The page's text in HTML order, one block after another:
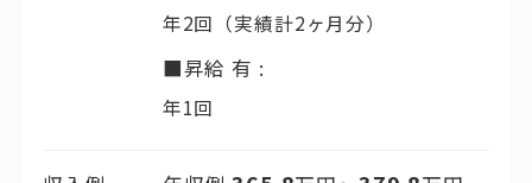
年2回（実績計2ヶ月分）
■昇給 有 :
年1回